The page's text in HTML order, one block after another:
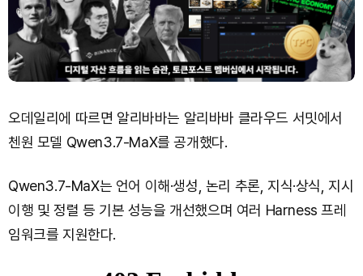
TRON (TRX) ₩464.9(-0.26%)
Hyperliquid (HYPE) ₩79,691(-2.44%)
Dogecoin (DOGE) ₩97.97(-1.89%)
오데일리에 따르면 알리바바는 알리바바 클라우드 서밋에서
첸원 모델 Qwen3.7-MaX를 공개했다.
Qwen3.7-MaX는 언어 이해·생성, 논리 추론, 지식·상식, 지시
이행 및 정렬 등 기본 성능을 개선했으며 여러 Harness 프레
임워크를 지원한다.